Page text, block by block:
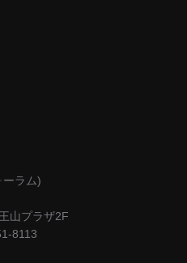
ラム)
山プラザ2F
8113